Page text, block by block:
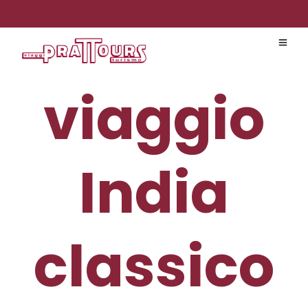
viaggio
India
classico